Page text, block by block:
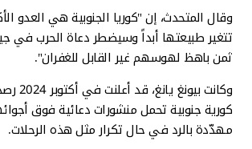
وقال المتحدث، إن "كوريا الجنوبية هي العدو
تتغير طبيعتها أبداً وسيضطر دعاة الحرب في
ثمن باهظ لهوسهم غير القابل للغفران".
وكانت
كورية جنوبية تحمل منشورات دعائية فوق
مهدّدة بالرد في حال تكرار مثل هذه الرحلات.